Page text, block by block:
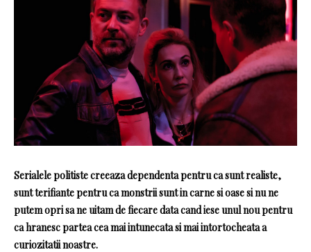
Serialelepolitistecreeaza dependenta pentru ca sunt realiste,
sunt terifiante pentru ca monstrii sunt in carne si oase si nu ne
putem opri sa ne uitam de fiecare data cand iese unul nou pentru
ca hranesc partea cea mai intunecata si mai intortocheata a
curiozitatii noastre.